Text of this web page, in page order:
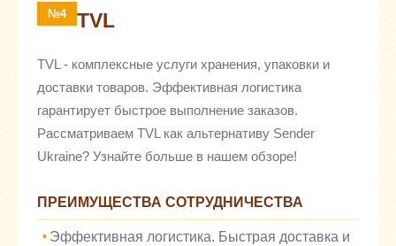
№4 TVL
TVL - комплексные услуги хранения, упаковки и
доставки товаров. Эффективная логистика
гарантирует быстрое выполнение заказов.
Рассматриваем TVL как альтернативу Sender
Ukraine? Узнайте больше в нашем обзоре!
ПРЕИМУЩЕСТВА СОТРУДНИЧЕСТВА
Эффективная логистика. Быстрая доставка и